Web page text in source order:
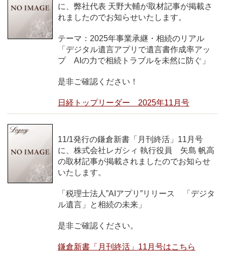
に、弊社代表 天野大輔が取材記事が掲載さ
れましたのでお知らせいたします。
テーマ：2025年事業承継・相続のリアル
「デジタル遺言アプリで遺言書作成率アッ
プ AIの力で相続トラブルを未然に防ぐ」
是非ご確認ください！
日経トップリーダー 2025年11月号
11/1発行の鎌倉新書「月刊終活」11月号
に、株式会社レガシィ 執行役員 矢島 帆高
の取材記事が掲載されましたのでお知らせ
いたします。
「税理士法人”AIアプリ”リリース 「デジタ
ル遺言」と相続の未来」
是非ご確認ください。
鎌倉新書「月刊終活」11月号はこちら